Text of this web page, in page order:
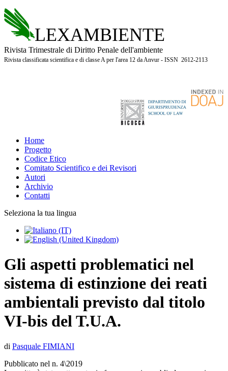
LEXAMBIENTE
Rivista Trimestrale di Diritto Penale dell'ambiente
Rivista classificata scientifica e di classe A per l'area 12 da Anvur - ISSN 2612-2113
Home
Progetto
Codice Etico
Comitato Scientifico e dei Revisori
Autori
Archivio
Contatti
Seleziona la tua lingua
Gli aspetti problematici nel
sistema di estinzione dei reati
ambientali previsto dal titolo
VI-bis del T.U.A.
di Pasquale FIMIANI
Pubblicato nel n. 4\2019